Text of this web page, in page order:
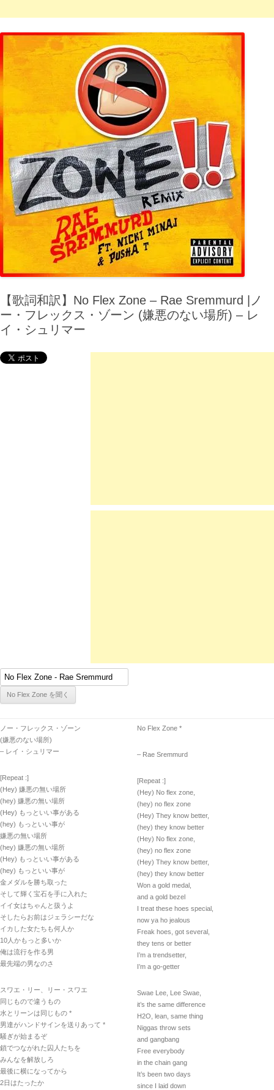
【歌詞和訳】No Flex Zone – Rae Sremmurd |ノ
ー・フレックス・ゾーン (嫌悪のない場所) – レ
イ・シュリマー
ノー・フレックス・ゾーン
(嫌悪のない場所)
– レイ・シュリマー
[Repeat :]
(Hey) 嫌悪の無い場所
(hey) 嫌悪の無い場所
(Hey) もっといい事がある
(hey) もっといい事が
嫌悪の無い場所
(hey) 嫌悪の無い場所
(Hey) もっといい事がある
(hey) もっといい事が
金メダルを勝ち取った
そして輝く宝石を手に入れた
イイ女はちゃんと扱うよ
そしたらお前はジェラシーだな
イカした女たちも何人か
10人かもっと多いか
俺は流行を作る男
最先端の男なのさ
スワエ・リー、リー・スワエ
同じもので違うもの
水とリーンは同じもの *
男達がハンドサインを送りあって *
騒ぎが始まるぞ
鎖でつながれた囚人たちを
みんなを解放しろ
最後に横になってから
2日はたったか
No Flex Zone *
– Rae Sremmurd
[Repeat :]
(Hey) No flex zone,
(hey) no flex zone
(Hey) They know better,
(hey) they know better
(Hey) No flex zone,
(hey) no flex zone
(Hey) They know better,
(hey) they know better
Won a gold medal,
and a gold bezel
I treat these hoes special,
now ya ho jealous
Freak hoes, got several,
they tens or better
I’m a trendsetter,
I’m a go-getter
Swae Lee, Lee Swae,
it’s the same difference
H2O, lean, same thing
Niggas throw sets
and gangbang
Free everybody
in the chain gang
It’s been two days
since I laid down